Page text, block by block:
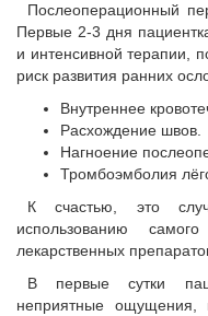
Послеоперационный
Первые 2-3 дня
и интенсивной терапии,
риск развития ранних
Внутреннее
Расхождение швов.
Нагноение
Тромбоэмболия
К счастью, это
использованию
лекарственных
В первые сутки
неприятные ощущения,